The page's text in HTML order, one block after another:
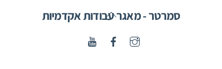
Back
Top
סמרטר - מאגר עבודות אקדמיות